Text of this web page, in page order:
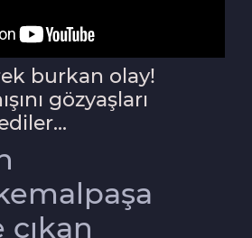
burkan olay!
gözyaşları